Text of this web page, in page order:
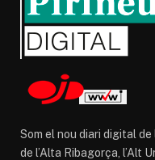
Som el nou diari digital de
de l’Alta Ribagorça, l’Alt